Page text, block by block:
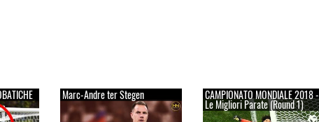
Marc-Andre ter Stegen CAMPIONATO MONDIALE 2018 -
Le Migliori Parate (Round 1)